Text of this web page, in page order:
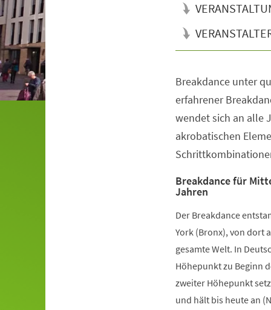
Breakdance unter
erfahrener
wendet sich an alle
akrobatischen
Breakdance für
Jahren
Der Breakdance
York (Bronx), von dort
gesamte Welt. In
Höhepunkt zu Beginn
zweiter Höhepunkt
und hält bis heute an